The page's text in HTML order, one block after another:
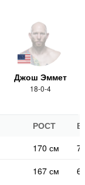
Джош Эммет
18-0-4
РОСТ
170 см
167 см